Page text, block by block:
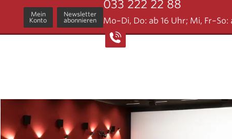
Mein
Konto
Newsletter
abonnieren
033 222 22 88
Mo–Di, Do: ab 16 Uhr; Mi, Fr–So: